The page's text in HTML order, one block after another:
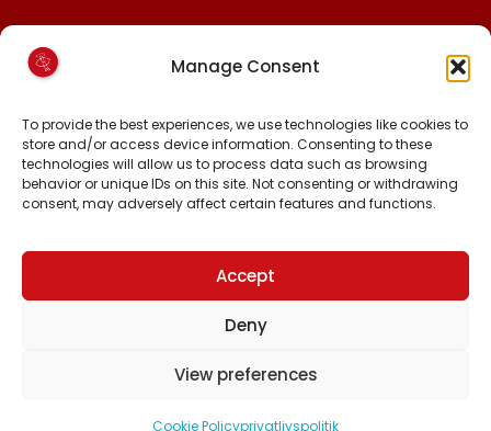
Manage Consent
To provide the best experiences, we use technologies like cookies to
store and/or access device information. Consenting to these
technologies will allow us to process data such as browsing
behavior or unique IDs on this site. Not consenting or withdrawing
consent, may adversely affect certain features and functions.
Accept
Deny
View preferences
Cookie Policyprivatlivspolitik
25027388
KONTO NR:
6471-1511626
FØLG OS PÅ:
FACEBOOK
TIKTOK